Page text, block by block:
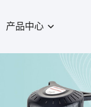
产品中心